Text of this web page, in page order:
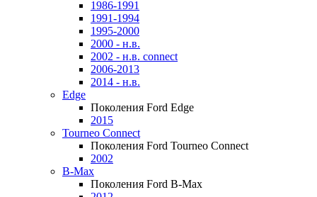
1986-1991
1991-1994
1995-2000
2000 - н.в.
2002 - н.в. connect
2006-2013
2014 - н.в.
Edge
Поколения Ford Edge
2015
Tourneo Connect
Поколения Ford Tourneo Connect
2002
B-Max
Поколения Ford B-Max